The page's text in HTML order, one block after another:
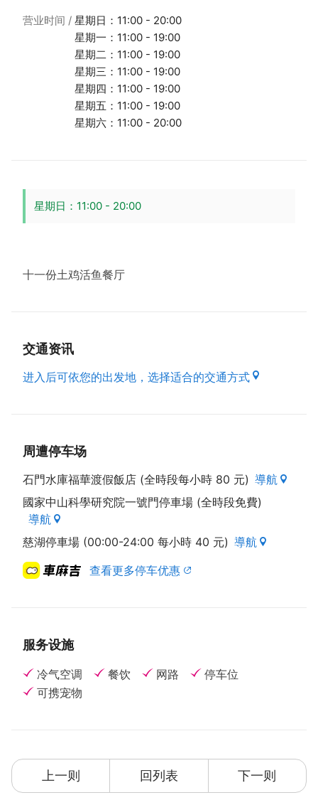
营业时间
星期日：11:00 - 20:00
星期一：11:00 - 19:00
星期二：11:00 - 19:00
星期三：11:00 - 19:00
星期四：11:00 - 19:00
星期五：11:00 - 19:00
星期六：11:00 - 20:00
星期日：11:00 - 20:00
十一份土鸡活鱼餐厅
交通资讯
进入后可依您的出发地，选择适合的交通方式
周遭停车场
石門水庫福華渡假飯店 (全時段每小時 80 元) 導航
國家中山科學研究院一號門停車場 (全時段免費)
導航
慈湖停車場 (00:00-24:00 每小時 40 元) 導航
查看更多停车优惠
服务设施
冷气空调 餐饮 网路
停车位
可携宠物
上一则 回列表 下一则